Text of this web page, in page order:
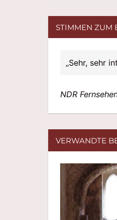
STIMMEN ZUM
Sehr, sehr
NDR
VERWANDTE